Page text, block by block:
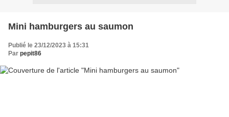
Mini hamburgers au saumon
Publié le 23/12/2023 à 15:31
Par pepit86